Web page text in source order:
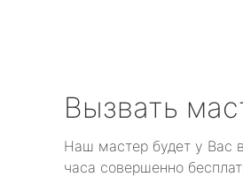
Вызвать
Наш мастер будет у Вас
часа совершенно